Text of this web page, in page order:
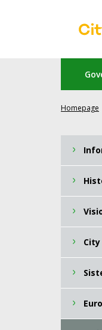
Homepage